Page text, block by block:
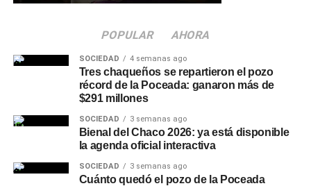
POPULAR AHORA
SOCIEDAD 4 semanas ago
Tres chaqueños se repartieron el pozo
récord de la Poceada: ganaron más de
$291 millones
SOCIEDAD 3 semanas ago
Bienal del Chaco 2026: ya está disponible
la agenda oficial interactiva
SOCIEDAD 3 semanas ago
Cuánto quedó el pozo de la Poceada